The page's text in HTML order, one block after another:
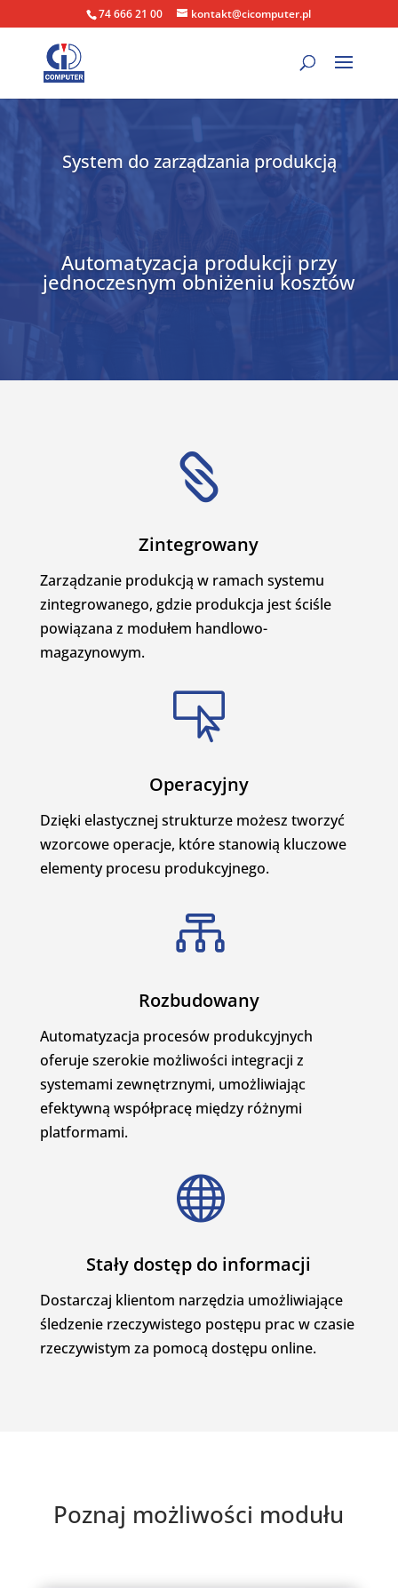
74 666 21 00 kontakt@cicomputer.pl
System do zarządzania produkcją
Automatyzacja produkcji przy
jednoczesnym obniżeniu kosztów

Zintegrowany
Zarządzanie produkcją w ramach systemu
zintegrowanego, gdzie produkcja jest ściśle
powiązana z modułem handlowo-
magazynowym.

Operacyjny
Dzięki elastycznej strukturze możesz tworzyć
wzorcowe operacje, które stanowią kluczowe
elementy procesu produkcyjnego.

Rozbudowany
Automatyzacja procesów produkcyjnych
oferuje szerokie możliwości integracji z
systemami zewnętrznymi, umożliwiając
efektywną współpracę między różnymi
platformami.

Stały dostęp do informacji
Dostarczaj klientom narzędzia umożliwiające
śledzenie rzeczywistego postępu prac w czasie
rzeczywistym za pomocą dostępu online.
Poznaj możliwości modułu